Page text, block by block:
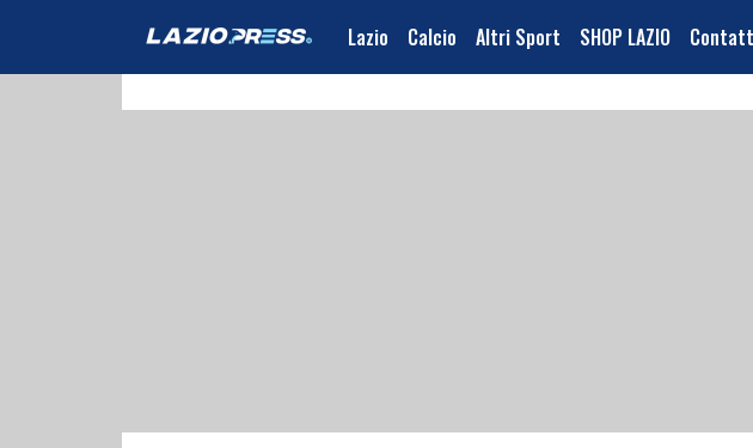
Lazio Calcio Altri Sport SHOP LAZIO